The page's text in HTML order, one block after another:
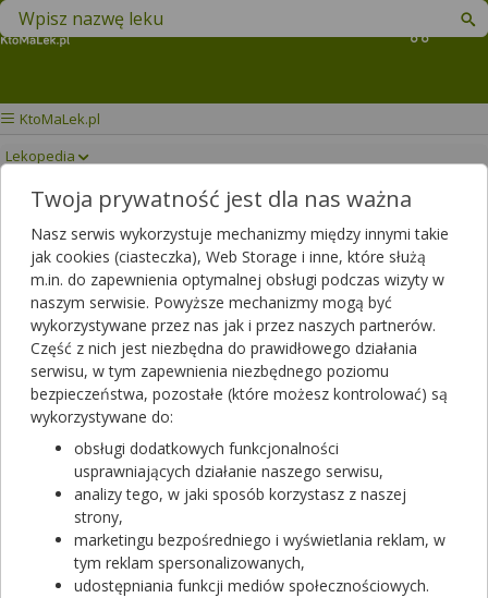
Koszyk
Znajdź lek w swojej okolicy
KtoMaLek.pl
Lekopedia
VIZILATAN DUO Drukuj/Zapisz
Vizilatan Duo
krople do oczu|(50mcg+5mg)/ml| 3 poj. po 2.5 ml
lek na receptę|refundowany |65+| Dziecko
Rezerwuj
Twoja prywatność jest dla nas ważna
Nasz serwis wykorzystuje mechanizmy między innymi takie
jak cookies (ciasteczka), Web Storage i inne, które służą
m.in. do zapewnienia optymalnej obsługi podczas wizyty w
naszym serwisie. Powyższe mechanizmy mogą być
wykorzystywane przez nas jak i przez naszych partnerów.
Część z nich jest niezbędna do prawidłowego działania
serwisu, w tym zapewnienia niezbędnego poziomu
bezpieczeństwa, pozostałe (które możesz kontrolować) są
wykorzystywane do:
obsługi dodatkowych funkcjonalności
usprawniających działanie naszego serwisu,
analizy tego, w jaki sposób korzystasz z naszej
strony,
marketingu bezpośredniego i wyświetlania reklam, w
tym reklam spersonalizowanych,
udostępniania funkcji mediów społecznościowych.